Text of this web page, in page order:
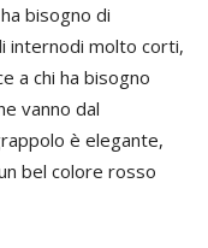
bisogno di
internodi molto corti,
a chi ha bisogno
vanno dal
è elegante,
bel colore rosso